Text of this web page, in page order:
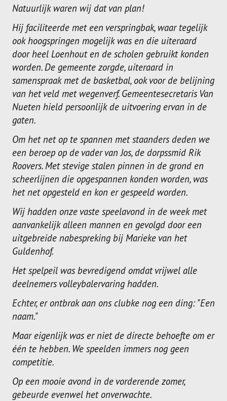
CLUBSHOP
LIVE SCORE
Natuurlijk waren wij dat van plan!
Hij faciliteerde met een verspringbak, waar tegelijk
ook hoogspringen mogelijk was en die uiteraard
door heel Loenhout en de scholen gebruikt konden
worden. De gemeente zorgde, uiteraard in
samenspraak met de basketbal, ook voor de belijning
van het veld met wegenverf. Gemeentesecretaris Van
Nueten hield persoonlijk de uitvoering ervan in de
gaten.
Om het net op te spannen met staanders deden we
een beroep op de vader van Jos, de dorpssmid Rik
Roovers. Met stevige stalen pinnen in de grond en
scheerlijnen die opgespannen konden worden, was
het net opgesteld en kon er gespeeld worden.
Wij hadden onze vaste speelavond in de week met
aanvankelijk alleen mannen en gevolgd door een
uitgebreide nabespreking bij Marieke van het
Guldenhof.
Het spelpeil was bevredigend omdat vrijwel alle
deelnemers volleybalervaring hadden.
Echter, er ontbrak aan ons clubke nog een ding: "Een
naam."
Maar eigenlijk was er niet de directe behoefte om er
één te hebben. We speelden immers nog geen
competitie.
Op een mooie avond in de vorderende zomer,
gebeurde evenwel het onverwachte.